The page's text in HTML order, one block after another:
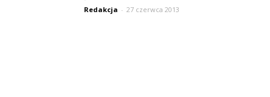
Redakcja - 27 czerwca 2013